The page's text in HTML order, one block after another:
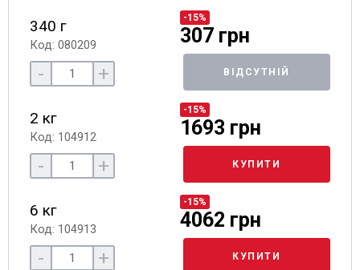
340 г
Код: 080209
-15%
307 грн
- + ВІДСУТНІЙ
2 кг
Код: 104912
-15%
1693 грн
- + КУПИТИ
6 кг
Код: 104913
-15%
4062 грн
- + КУПИТИ